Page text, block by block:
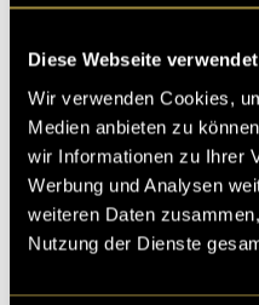
Diese Webseite
Wir verwenden Cookies,
Medien anbieten zu
wir Informationen zu Ihrer
Werbung und Analysen
weiteren Daten
Nutzung der Dienste